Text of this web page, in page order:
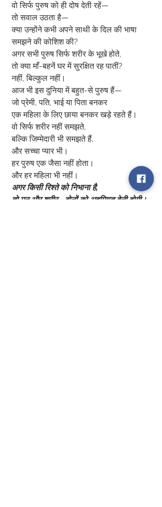
वो सिर्फ पुरुष को ही दोष देती रहें—
तो सवाल उठता है—
क्या उन्होंने कभी अपने साथी के दिल की भाषा
समझने की कोशिश की?
अगर सभी पुरुष सिर्फ शरीर के भूखे होते,
तो क्या माँ-बहनें घर में सुरक्षित रह पातीं?
नहीं, बिल्कुल नहीं।
आज भी इस दुनिया में बहुत-से पुरुष हैं—
जो प्रेमी, पति, भाई या पिता बनकर
एक महिला के लिए छाया बनकर खड़े रहते हैं।
वो सिर्फ शरीर नहीं समझते,
बल्कि जिम्मेदारी भी समझते हैं,
और सच्चा प्यार भी।
हर पुरुष एक जैसा नहीं होता।
और हर महिला भी नहीं।
अगर किसी रिश्ते को निभाना है,
तो मन और शरीर—दोनों को अहमियत देनी होगी।